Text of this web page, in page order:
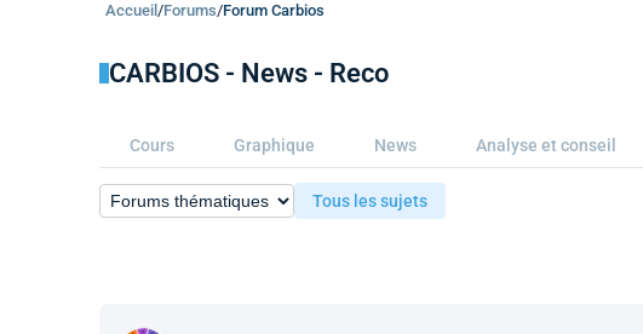
Accueil /Forums/Forum Carbios
CARBIOS - News - Reco
Cours Graphique News Analyse et conseil
Tous les sujets